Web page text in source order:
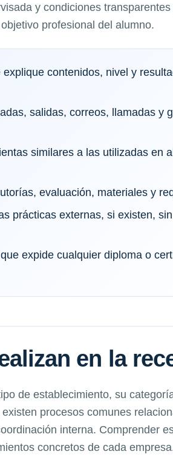
y condiciones
profesional del alumno.
contenidos, nivel y
salidas, correos, llamadas y
similares a las utilizadas en
evaluación, materiales y
prácticas externas, si existen,
expide cualquier diploma o
en la
de establecimiento, su
procesos comunes
interna. Comprender
concretos de cada